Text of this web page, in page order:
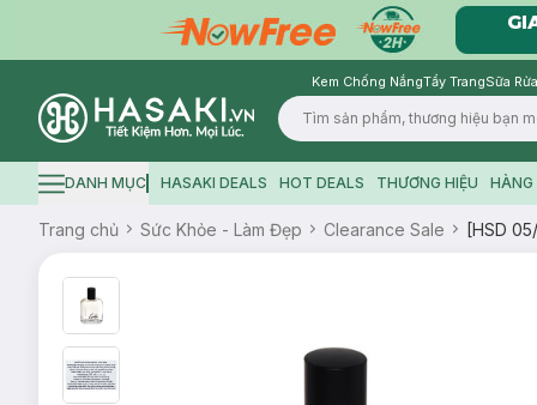
Kem Chống NắngTẩy TrangSữa
Logo
Hamburger icon
DANH MỤC HASAKI DEALS HOT DEALS THƯƠNG HIỆU HÀNG
Trang chủ Sức Khỏe - Làm Đẹp Clearance Sale [HSD